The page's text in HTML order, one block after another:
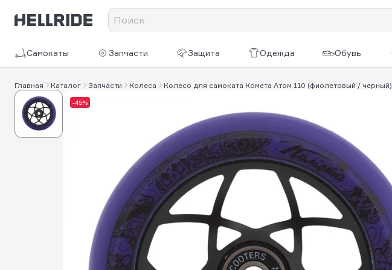
Самокаты Запчасти Защита Одежда Обувь
Главная Каталог Запчасти Колеса Колесо для самоката Комета Атом 110 (фиолетовый / черный)
-45%